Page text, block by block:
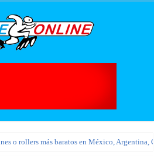
o rollers más baratos en México, Argentina,